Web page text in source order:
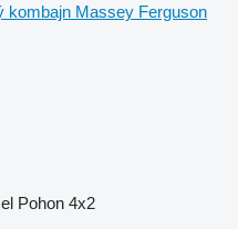
kombajn Massey Ferguson
Pohon 4x2